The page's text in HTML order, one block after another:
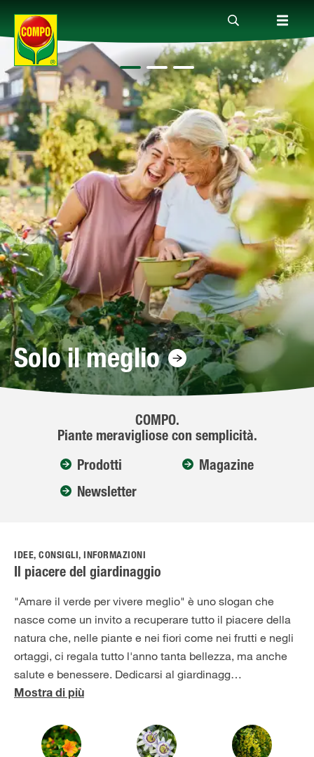
Prodotti
Magazine
Mondi Tematici
Info
Chi siamo
Solo il meglio!
Solo il meglio
COMPO.
Piante meravigliose con semplicità.
Prodotti
Magazine
Newsletter
IDEE, CONSIGLI, INFORMAZIONI
Il piacere del giardinaggio
"Amare il verde per vivere meglio" è uno slogan che
nasce come un invito a recuperare tutto il piacere della
natura che, nelle piante e nei fiori come nei frutti e negli
ortaggi, ci regala tutto l'anno tanta bellezza, ma anche
salute e benessere. Dedicarsi al giardinagg…
Mostra di più